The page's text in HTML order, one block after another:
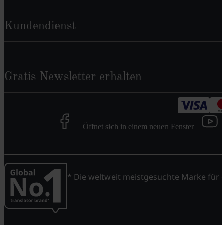
Kundendienst
Gratis Newsletter erhalten
Öffnet sich in einem neuen Fenster
* Die weltweit meistgesuchte Marke